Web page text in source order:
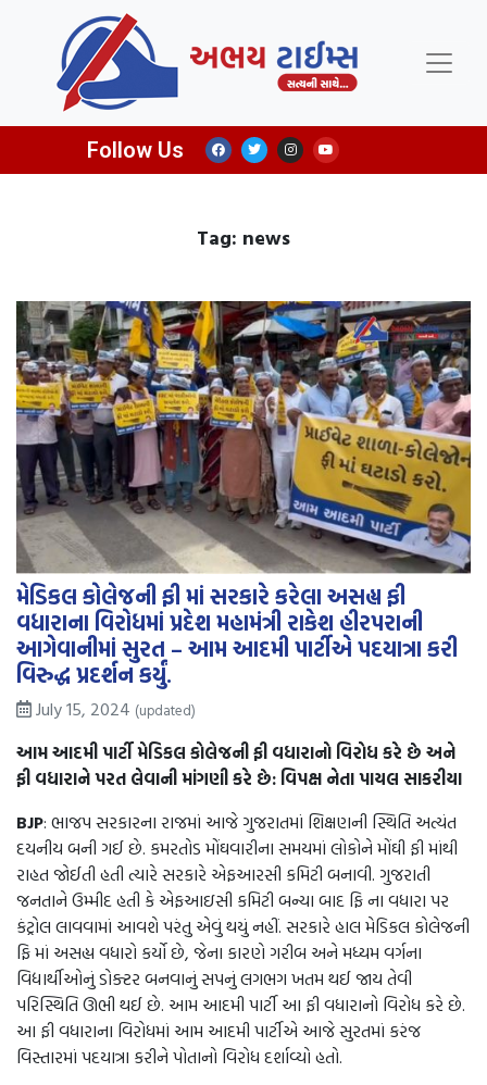
Follow Us
Tag: news
મેડિકલ કોલેજની ફી માં સરકારે કરેલા અસહ્ય ફી
વધારાના વિરોધમાં પ્રદેશ મહામંત્રી રાકેશ હીરપરાની
આગેવાનીમાં સુરત – આમ આદમી પાર્ટીએ પદયાત્રા કરી
વિરુદ્ધ પ્રદર્શન કર્યું.
July 15, 2024 (updated)
આમ આદમી પાર્ટી મેડિકલ કોલેજની ફી વધારાનો વિરોધ કરે છે અને
ફી વધારાને પરત લેવાની માંગણી કરે છે: વિપક્ષ નેતા પાયલ સાકરીયા
BJP: ભાજપ સરકારના રાજમાં આજે ગુજરાતમાં શિક્ષણની સ્થિતિ અત્યંત
દયનીય બની ગઈ છે. કમરતોડ મોંઘવારીના સમયમાં લોકોને મોંઘી ફી માંથી
રાહત જોઈતી હતી ત્યારે સરકારે એફઆરસી કમિટી બનાવી. ગુજરાતી
જનતાને ઉમ્મીદ હતી કે એફઆઇસી કમિટી બન્યા બાદ ફિ ના વધારા પર
કંટ્રોલ લાવવામાં આવશે પરંતુ એવું થયું નહીં. સરકારે હાલ મેડિકલ કોલેજની
ફિ માં અસહ્ય વધારો કર્યો છે, જેના કારણે ગરીબ અને મધ્યમ વર્ગના
વિદ્યાર્થીઓનું ડોક્ટર બનવાનું સપનું લગભગ ખતમ થઈ જાય તેવી
પરિસ્થિતિ ઊભી થઈ છે. આમ આદમી પાર્ટી આ ફી વધારાનો વિરોધ કરે છે.
આ ફી વધારાના વિરોધમાં આમ આદમી પાર્ટીએ આજે સુરતમાં કરંજ
વિસ્તારમાં પદયાત્રા કરીને પોતાનો વિરોધ દર્શાવ્યો હતો.